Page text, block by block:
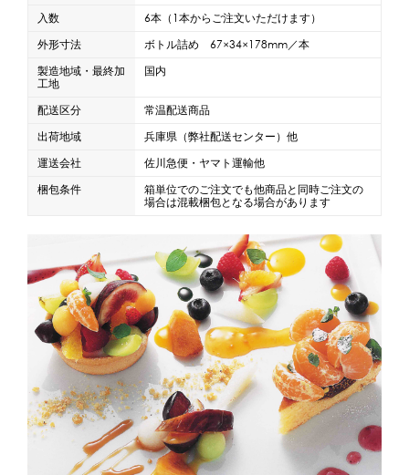
入数
6本（1本からご注文いただけます）
外形寸法
ボトル詰め 67×34×178mm／本
製造地域・最終加
工地
国内
配送区分
常温配送商品
出荷地域
兵庫県（弊社配送センター）他
運送会社
佐川急便・ヤマト運輸他
梱包条件
箱単位でのご注文でも他商品と同時ご注文の
場合は混載梱包となる場合があります